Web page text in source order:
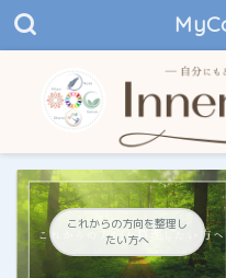
これからの方向を整理し
たい方へ